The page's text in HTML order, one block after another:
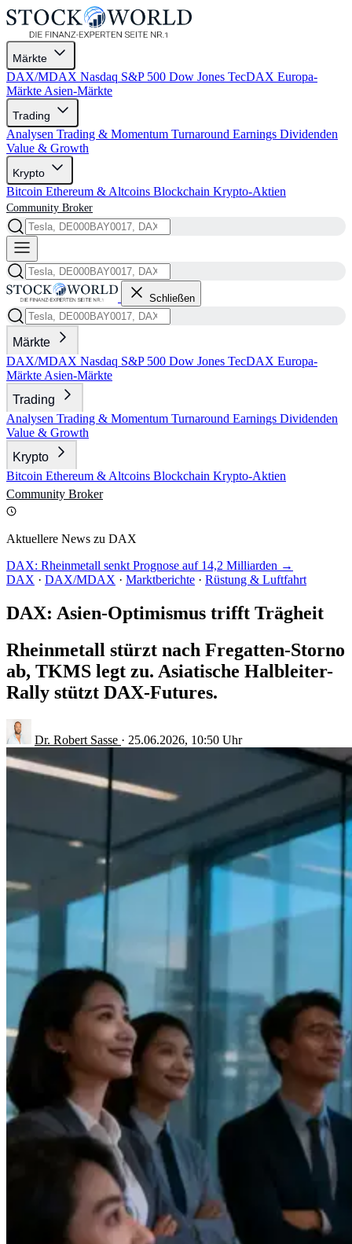
Märkte
DAX/MDAX Nasdaq S&P 500 Dow Jones TecDAX Europa-
Märkte Asien-Märkte
Trading
Analysen Trading & Momentum Turnaround Earnings Dividenden
Value & Growth
Krypto
Bitcoin Ethereum & Altcoins Blockchain Krypto-Aktien
Community Broker
Schließen
Märkte
DAX/MDAX Nasdaq S&P 500 Dow Jones TecDAX Europa-
Märkte Asien-Märkte
Trading
Analysen Trading & Momentum Turnaround Earnings Dividenden
Value & Growth
Krypto
Bitcoin Ethereum & Altcoins Blockchain Krypto-Aktien
Community Broker
Aktuellere News zu DAX
DAX: Rheinmetall senkt Prognose auf 14,2 Milliarden →
DAX · DAX/MDAX · Marktberichte · Rüstung & Luftfahrt
DAX: Asien-Optimismus trifft Trägheit
Rheinmetall stürzt nach Fregatten-Storno
ab, TKMS legt zu. Asiatische Halbleiter-
Rally stützt DAX-Futures.
Dr. Robert Sasse · 25.06.2026, 10:50 Uhr